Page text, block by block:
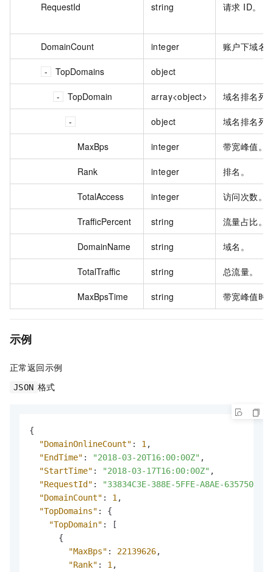
RequestId string 请求 ID。
DomainCount integer 账户下域名
TopDomains object
TopDomain array<object> 域名排名列
object 域名排名列
MaxBps integer 带宽峰值。
Rank integer 排名。
TotalAccess integer 访问次数。
TrafficPercent string 流量占比。
DomainName string 域名。
TotalTraffic string 总流量。
MaxBpsTime string 带宽峰值时
示例
正常返回示例
JSON 格式
{
"DomainOnlineCount" : 1 ,
"EndTime" : "2018-03-20T16:00:00Z" ,
"StartTime" : "2018-03-17T16:00:00Z" ,
"RequestId" :
"33834C3E-388E-5FFE-A8AE-
"DomainCount" : 1 ,
"TopDomains" :
{
"TopDomain" :
[
{
"MaxBps" : 22139626,
"Rank" : 1 ,